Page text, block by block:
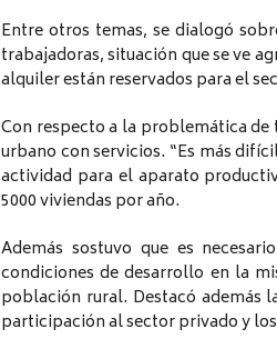
Entre otros temas, se dialogó
trabajadoras, situación que se ve
alquiler están reservados para el
Con respecto a la problemática de
urbano con servicios. “Es más
actividad para el aparato
5000 viviendas por año.
Además sostuvo que es
condiciones de desarrollo en la
población rural. Destacó además
participación al sector privado y